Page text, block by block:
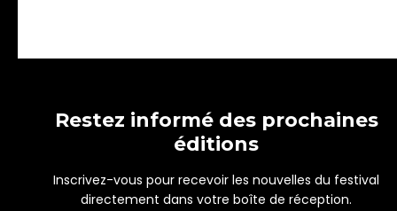
Restez informé des prochaines
éditions
Inscrivez-vous pour recevoir les nouvelles du festival
directement dans votre boîte de réception.